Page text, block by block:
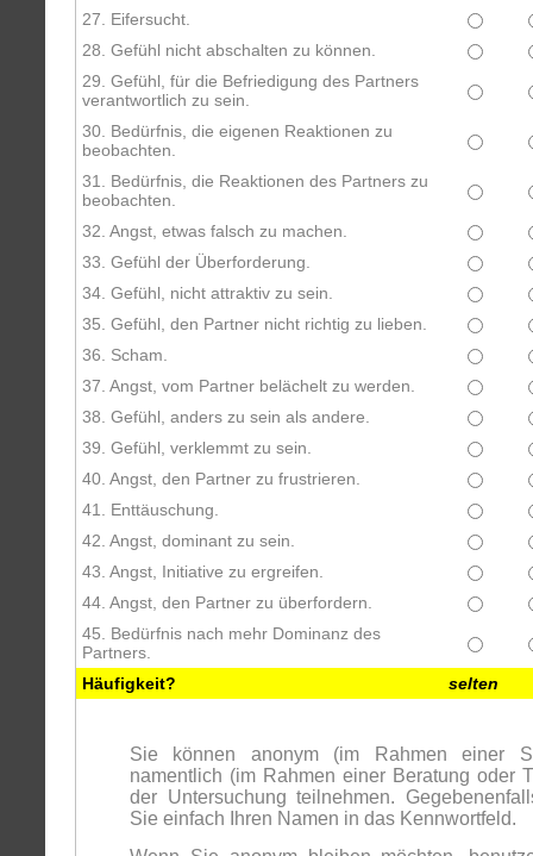
27. Eifersucht.
28. Gefühl nicht abschalten zu können.
29. Gefühl, für die Befriedigung des Partners
verantwortlich zu sein.
30. Bedürfnis, die eigenen Reaktionen zu
beobachten.
31. Bedürfnis, die Reaktionen des Partners zu
beobachten.
32. Angst, etwas falsch zu machen.
33. Gefühl der Überforderung.
34. Gefühl, nicht attraktiv zu sein.
35. Gefühl, den Partner nicht richtig zu lieben.
36. Scham.
37. Angst, vom Partner belächelt zu werden.
38. Gefühl, anders zu sein als andere.
39. Gefühl, verklemmt zu sein.
40. Angst, den Partner zu frustrieren.
41. Enttäuschung.
42. Angst, dominant zu sein.
43. Angst, Initiative zu ergreifen.
44. Angst, den Partner zu überfordern.
45. Bedürfnis nach mehr Dominanz des
Partners.
Häufigkeit?
selten
Sie können anonym (im Rahmen einer
namentlich (im Rahmen einer Beratung oder
der Untersuchung teilnehmen.
Sie einfach Ihren Namen in das Kennwortfeld.